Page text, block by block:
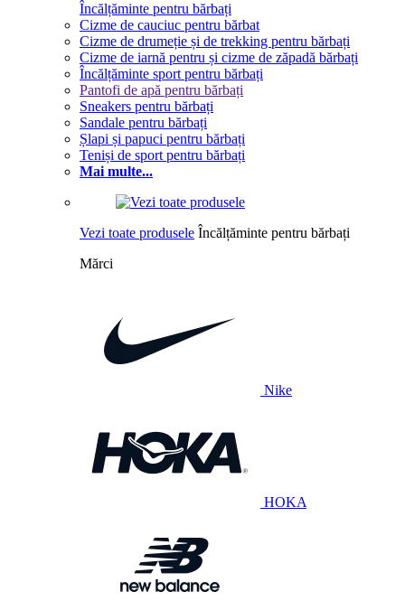
Încălțăminte pentru bărbați
Cizme de cauciuc pentru bărbat
Cizme de drumeție și de trekking pentru bărbați
Cizme de iarnă pentru și cizme de zăpadă bărbați
Încălțăminte sport pentru bărbați
Pantofi de apă pentru bărbați
Sneakers pentru bărbați
Sandale pentru bărbați
Șlapi și papuci pentru bărbați
Teniși de sport pentru bărbați
Mai multe...
Vezi toate produsele Încălțăminte pentru bărbați
Mărci
Nike
HOKA